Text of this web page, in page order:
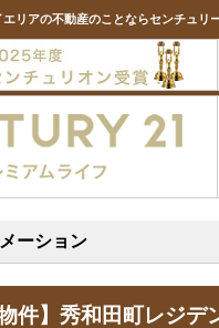
リアの不動産のことならセンチュリ
ーション
物件】秀和田町レ